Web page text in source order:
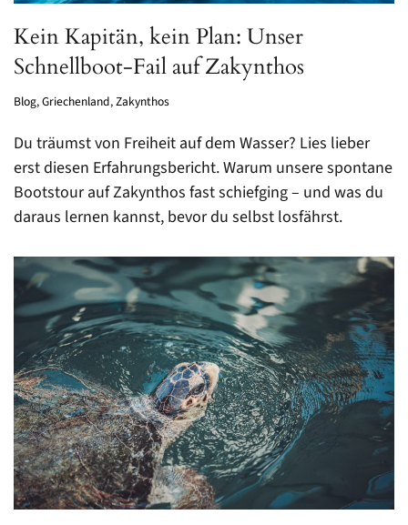
Kein Kapitän, kein Plan: Unser
Schnellboot-Fail auf Zakynthos
Blog,Griechenland,Zakynthos
Du träumst von Freiheit auf dem Wasser? Lies lieber
erst diesen Erfahrungsbericht. Warum unsere spontane
Bootstour auf Zakynthos fast schiefging – und was du
daraus lernen kannst, bevor du selbst losfährst.